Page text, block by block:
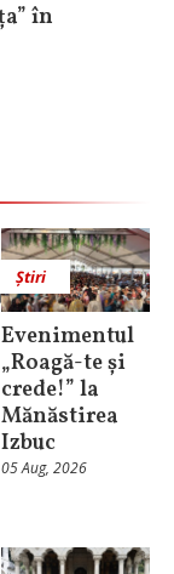
în
Știri
Evenimentul
„Roagă-te și
crede!” la
Mănăstirea
Izbuc
05 Aug, 2026